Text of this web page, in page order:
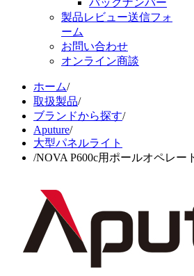
製品レビュー送信フォ
ーム
お問い合わせ
オンライン商談
ホーム/
取扱製品/
ブランドから探す/
Aputure/
大型パネルライト
/NOVA P600c用ポールオペレー